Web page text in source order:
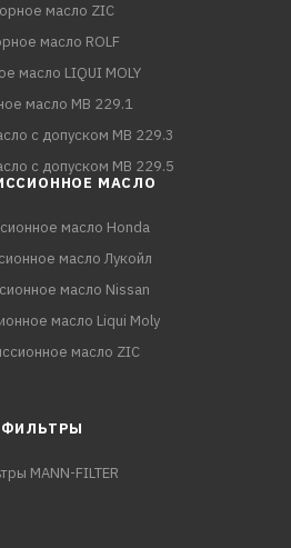
масло ZIC
масло ROLF
масло LIQUI MOLY
масло MB 229.1
с допуском MB 229.3
с допуском MB 229.5
МАСЛО
масло Honda
масло Лукойл
масло Nissan
масло Liqui Moly
масло ZIC
ФИЛЬТРЫ
MANN-FILTER